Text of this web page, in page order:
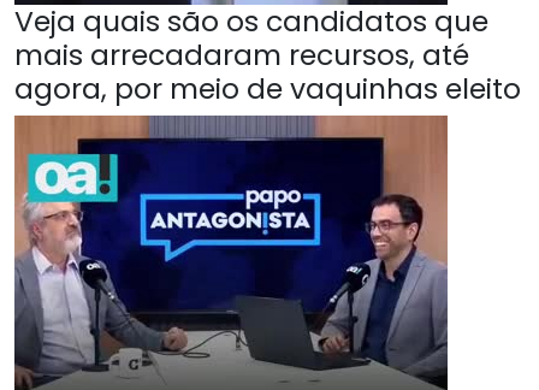
Veja quais são os candidatos que
mais arrecadaram recursos, até
agora, por meio de vaquinhas eleito